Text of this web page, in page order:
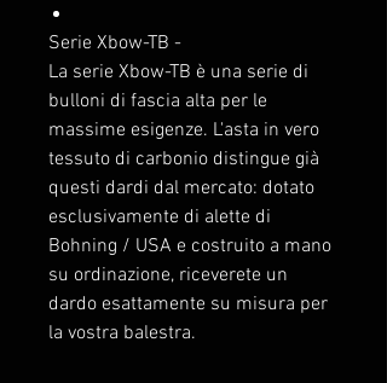
Serie Xbow-TB -
La serie Xbow-TB è una serie di
bulloni di fascia alta per le
massime esigenze. L'asta in vero
tessuto di carbonio distingue già
questi dardi dal mercato: dotato
esclusivamente di alette di
Bohning / USA e costruito a mano
su ordinazione, riceverete un
dardo esattamente su misura per
la vostra balestra.